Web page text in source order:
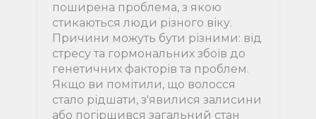
поширена проблема, з якою
стикаються люди різного віку.
Причини можуть бути різними: від
стресу та гормональних збоїв до
генетичних факторів та проблем.
Якщо ви помітили, що волосся
стало рідшати, з'явилися залисини
або погіршився загальний стан